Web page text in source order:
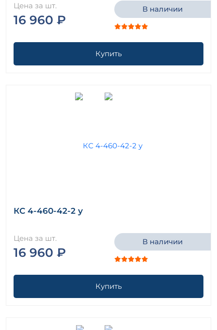
Цена за шт.
16 960 ₽
В наличии
Купить
КС 4-460-42-2 у
Цена за шт.
16 960 ₽
В наличии
Купить